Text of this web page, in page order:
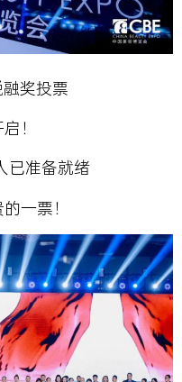
融奖投票
！
已准备就绪
一票！